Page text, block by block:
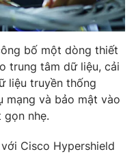
bố một dòng thiết
trung tâm dữ liệu, cải
liệu truyền thống
mạng và bảo mật vào
nhẹ.
Cisco Hypershield